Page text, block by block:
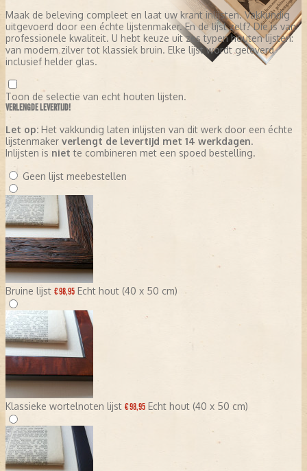
Maak de beleving compleet en laat uw krant inlijsten. Vakkundig
uitgevoerd door een échte lijstenmaker. En de lijst zelf? Die is van
professionele kwaliteit. U hebt keuze uit zes typen houten lijsten:
van modern zilver tot klassiek bruin. Elke lijst wordt geleverd
inclusief helder glas.
Toon de selectie van echt houten lijsten.
VERLENGDE LEVERTIJD!
Let op: Het vakkundig laten inlijsten van dit werk door een échte
lijstenmaker verlengt de levertijd met 14 werkdagen.
Inlijsten is niet te combineren met een spoed bestelling.
Geen lijst meebestellen
Bruine lijst € 98,95 Echt hout (40 x 50 cm)
Klassieke wortelnoten lijst € 98,95 Echt hout (40 x 50 cm)